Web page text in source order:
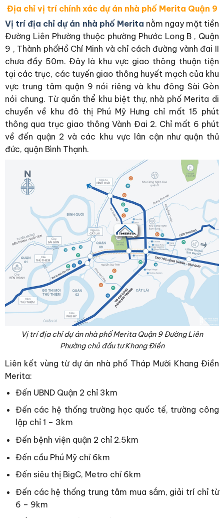
Địa chỉ vị trí chính xác dự án nhà phố Merita Quận 9
Vị trí địa chỉ dự án nhà phố Merita nằm ngay mặt tiền
Đường Liên Phường thuộc phường Phước Long B , Quận
9 , Thành phốHồ Chí Minh và chỉ cách đường vành đai II
chưa đầy 50m. Đây là khu vực giao thông thuận tiện
tại các trục, các tuyến giao thông huyết mạch của khu
vực trung tâm quận 9 nói riêng và khu đông Sài Gòn
nói chung. Từ quần thể khu biệt thự, nhà phố Merita di
chuyển về khu đô thị Phú Mỹ Hưng chỉ mất 15 phút
thông qua trục giao thông Vành Đai 2. Chỉ mất 6 phút
về đến quận 2 và các khu vực lân cận như quận thủ
đức, quận Bình Thạnh.
Vị trí địa chỉ dự án nhà phố Merita Quận 9 Đường Liên
Phường chủ đầu tư Khang Điền
Liên kết vùng từ dự án nhà phố Tháp Mười Khang Điền
Merita:
Đến UBND Quận 2 chỉ 3km
Đến các hệ thống trường học quốc tế, trường công
lập chỉ 1 – 3km
Đến bệnh viện quận 2 chỉ 2.5km
Đến cầu Phú Mỹ chỉ 6km
Đến siêu thị BigC, Metro chỉ 6km
Đến các hệ thống trung tâm mua sắm, giải trí chỉ từ
6 – 9km